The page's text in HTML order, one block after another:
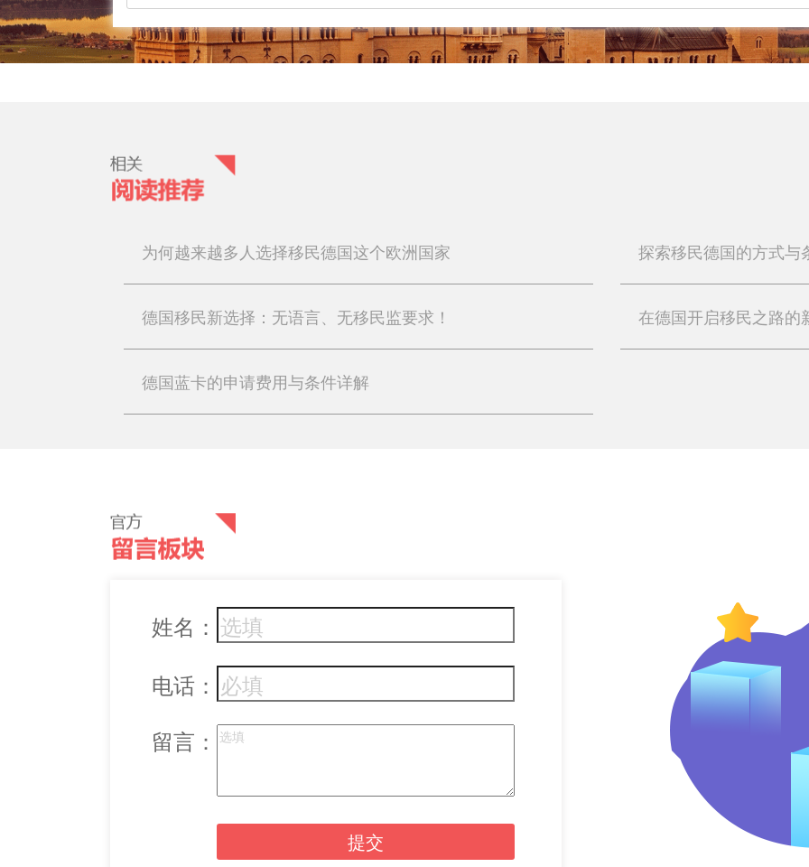
为何越来越多人选择移民德国这个欧洲国家 探索移民德国的方式与
德国移民新选择：无语言、无移民监要求！ 在德国开启移民之路的
德国蓝卡的申请费用与条件详解
姓名：
电话：
留言：
提交